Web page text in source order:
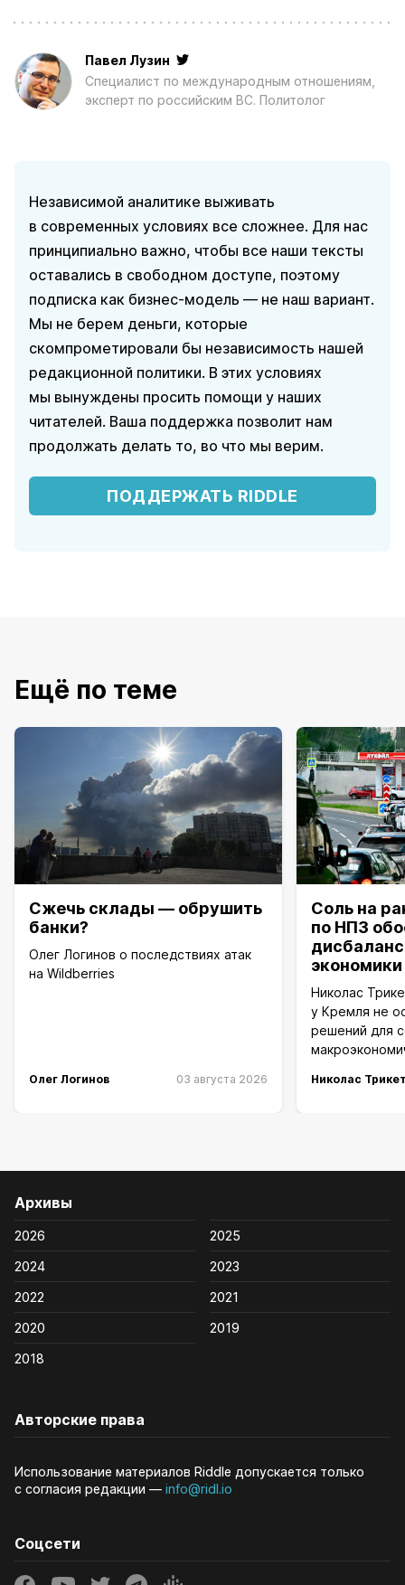
Павел Лузин
Специалист по международным отношениям,
эксперт по российским ВС. Политолог
Независимой аналитике выживать
в современных условиях все сложнее. Для нас
принципиально важно, чтобы все наши тексты
оставались в свободном доступе, поэтому
подписка как бизнес-модель — не наш вариант.
Мы не берем деньги, которые
скомпрометировали бы независимость нашей
редакционной политики. В этих условиях
мы вынуждены просить помощи у наших
читателей. Ваша поддержка позволит нам
продолжать делать то, во что мы верим.
ПОДДЕРЖАТЬ RIDDLE
Ещё по теме
Сжечь склады — обрушить
банки?
Олег Логинов о последствиях атак
на Wildberries
Олег Логинов 03 августа 2026
Соль на
по НПЗ
экономики
Николас
у Кремля не
решений для
Николас
Архивы
2026
2025
2024
2023
2022
2021
2020
2019
2018
Авторские права
Использование материалов Riddle допускается только
с согласия редакции — info@ridl.io
Соцсети